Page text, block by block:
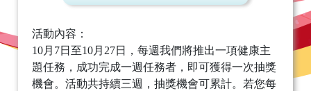
活動內容：
10月7日至10月27日，每週我們將推出一項健康主
題任務，成功完成一週任務者，即可獲得一次抽獎
機會。活動共持續三週，抽獎機會可累計。若您每